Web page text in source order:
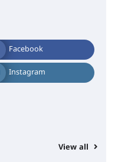
Facebook
Instagram
View all
നിന്ന്
എൻ. ആര്യ
സ്‌ക്രീൻ ചെയ്യുന്നു